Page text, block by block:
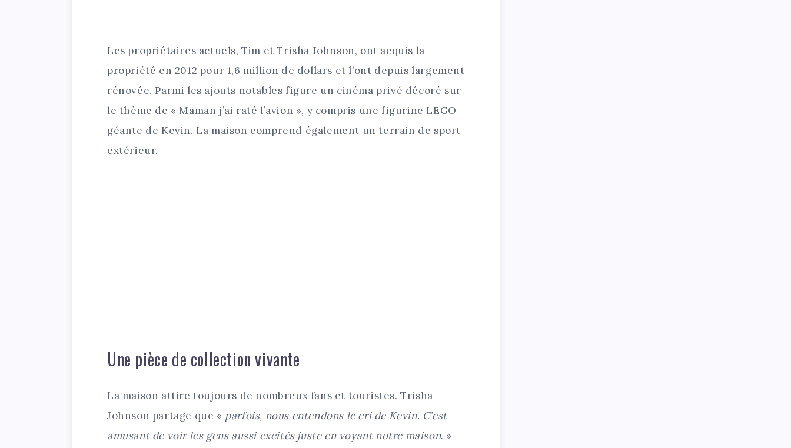
Les propriétaires actuels, Tim et Trisha Johnson, ont acquis la
propriété en 2012 pour 1,6 million de dollars et l’ont depuis largement
rénovée. Parmi les ajouts notables figure un cinéma privé décoré sur
le thème de « Maman j’ai raté l’avion », y compris une figurine LEGO
géante de Kevin. La maison comprend également un terrain de sport
extérieur.
Une pièce de collection vivante
La maison attire toujours de nombreux fans et touristes. Trisha
Johnson partage que « parfois, nous entendons le cri de Kevin. C’est
amusant de voir les gens aussi excités juste en voyant notre maison. »